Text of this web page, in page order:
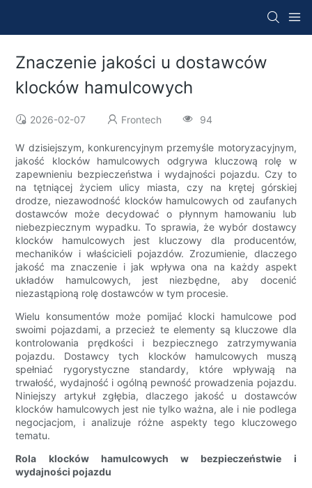
Znaczenie jakości u dostawców
klocków hamulcowych
2026-02-07 Frontech 94
W dzisiejszym, konkurencyjnym przemyśle motoryzacyjnym,
jakość klocków hamulcowych odgrywa kluczową rolę w
zapewnieniu bezpieczeństwa i wydajności pojazdu. Czy to
na tętniącej życiem ulicy miasta, czy na krętej górskiej
drodze, niezawodność klocków hamulcowych od zaufanych
dostawców może decydować o płynnym hamowaniu lub
niebezpiecznym wypadku. To sprawia, że ​​wybór dostawcy
klocków hamulcowych jest kluczowy dla producentów,
mechaników i właścicieli pojazdów. Zrozumienie, dlaczego
jakość ma znaczenie i jak wpływa ona na każdy aspekt
układów hamulcowych, jest niezbędne, aby docenić
niezastąpioną rolę dostawców w tym procesie.
Wielu konsumentów może pomijać klocki hamulcowe pod
swoimi pojazdami, a przecież te elementy są kluczowe dla
kontrolowania prędkości i bezpiecznego zatrzymywania
pojazdu. Dostawcy tych klocków hamulcowych muszą
spełniać rygorystyczne standardy, które wpływają na
trwałość, wydajność i ogólną pewność prowadzenia pojazdu.
Niniejszy artykuł zgłębia, dlaczego jakość u dostawców
klocków hamulcowych jest nie tylko ważna, ale i nie podlega
negocjacjom, i analizuje różne aspekty tego kluczowego
tematu.
Rola klocków hamulcowych w bezpieczeństwie i
wydajności pojazdu